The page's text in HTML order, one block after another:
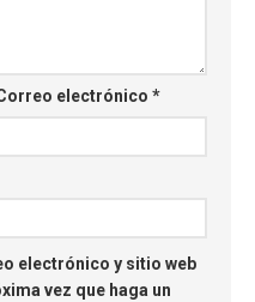
electrónico*
electrónico y sitio web
vez que haga un